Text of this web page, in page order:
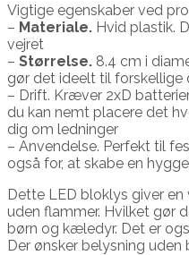
Vigtige egenskaber ved
– Materiale. Hvid plastik.
vejret
– Størrelse. 8.4 cm i
gør det ideelt til
– Drift. Kræver 2xD
du kan nemt placere det
dig om ledninger
– Anvendelse. Perfekt til
også for, at skabe en
Dette LED bloklys giver
uden flammer. Hvilket gør
børn og kæledyr. Det er
Der ønsker belysning